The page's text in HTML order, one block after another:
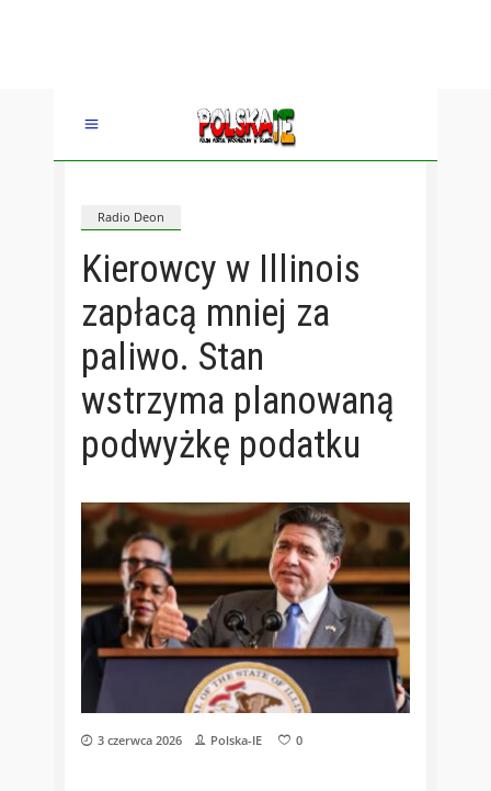
Radio Deon
Kierowcy w Illinois
zapłacą mniej za
paliwo. Stan
wstrzyma planowaną
podwyżkę podatku
3 czerwca 2026 Polska-IE 0